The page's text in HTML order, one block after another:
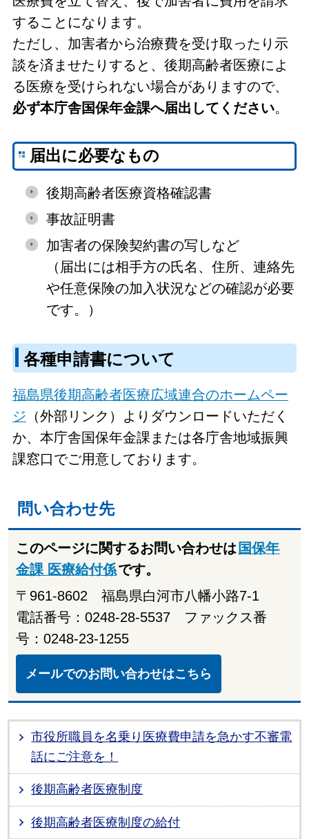
することになります。
ただし、加害者から治療費を受け取ったり示
談を済ませたりすると、後期高齢者医療によ
る医療を受けられない場合がありますので、
必ず本庁舎国保年金課へ届出してください。
届出に必要なもの
後期高齢者医療資格確認書
事故証明書
加害者の保険契約書の写しなど
（届出には相手方の氏名、住所、連絡先
や任意保険の加入状況などの確認が必要
です。）
各種申請書について
福島県後期高齢者医療広域連合のホームペー
ジ （外部リンク）よりダウンロードいただく
か、本庁舎国保年金課または各庁舎地域振興
課窓口でご用意しております。
問い合わせ先
このページに関するお問い合わせは 国保年
金課 医療給付係です。
〒961-8602 福島県白河市八幡小路7-1
電話番号：0248-28-5537 ファックス番
号：0248-23-1255
メールでのお問い合わせはこちら
市役所職員を名乗り医療費申請を急かす不審電
話にご注意を！
後期高齢者医療制度
後期高齢者医療制度の給付